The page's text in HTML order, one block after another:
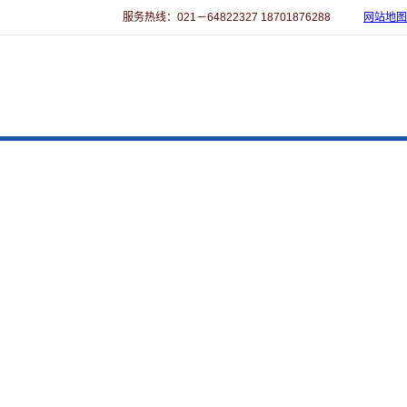
服务热线：021－64822327 18701876288 网站地图